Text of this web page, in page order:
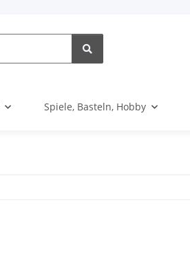
Spiele, Basteln, Hobby